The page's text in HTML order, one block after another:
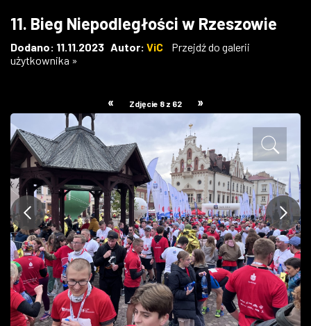
W KINACH
ZDJĘCIA
W RZESZOWIE
11. Bieg Niepodległości w Rzeszowie
Dodano: 11.11.2023 Autor: ViC
Przejdź do galerii
użytkownika »
« Zdjęcie 8 z 62 »